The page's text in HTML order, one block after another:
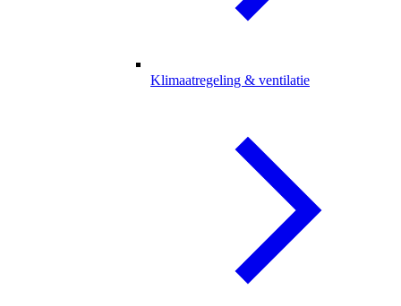
Klimaatregeling & ventilatie